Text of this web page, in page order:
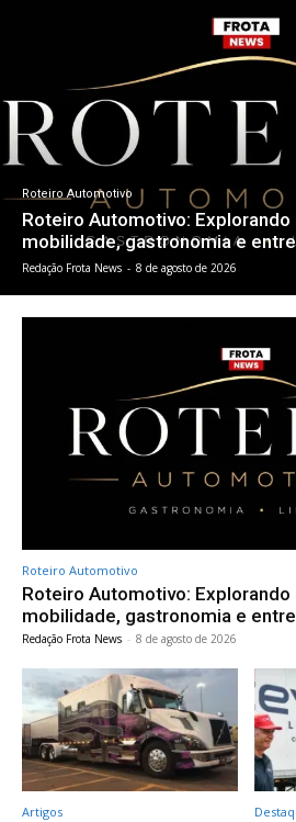
Roteiro Automotivo
Roteiro Automotivo:
mobilidade, gastronomia e
Redação Frota News - 8 de agosto de 2026
Roteiro Automotivo
Roteiro Automotivo:
mobilidade, gastronomia e
Redação Frota News - 8 de agosto de 2026
Artigos